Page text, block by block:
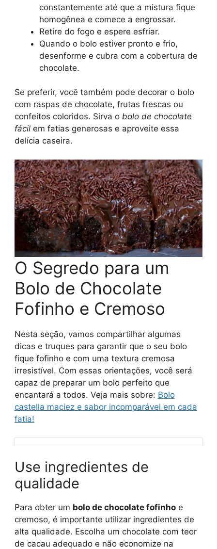
constantemente até que a mistura fique
homogênea e comece a engrossar.
Retire do fogo e espere esfriar.
Quando o bolo estiver pronto e frio,
desenforme e cubra com a cobertura de
chocolate.
Se preferir, você também pode decorar o bolo
com raspas de chocolate, frutas frescas ou
confeitos coloridos. Sirva o bolo de chocolate
fácil em fatias generosas e aproveite essa
delícia caseira.
O Segredo para um
Bolo de Chocolate
Fofinho e Cremoso
Nesta seção, vamos compartilhar algumas
dicas e truques para garantir que o seu bolo
fique fofinho e com uma textura cremosa
irresistível. Com essas orientações, você será
capaz de preparar um bolo perfeito que
encantará a todos. Veja mais sobre: Bolo
castella maciez e sabor incomparável em cada
fatia!
Use ingredientes de
qualidade
Para obter um bolo de chocolate fofinho e
cremoso, é importante utilizar ingredientes de
alta qualidade. Escolha um chocolate com teor
de cacau adequado e não economize na